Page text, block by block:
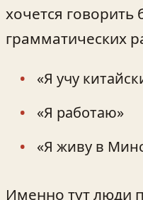
хочется говорить
грамматических
«Я учу
«Я работаю»
«Я живу в
Именно тут люди